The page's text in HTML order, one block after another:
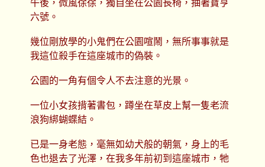
午後，微風徐徐，獨自坐在公園長椅，抽著寶亨
六號。
幾位剛放學的小鬼們在公園喧鬧，無所事事就是
我這位殺手在這座城市的偽裝。
公園的一角有個令人不去注意的光景。
一位小女孩揹著書包，蹲坐在草皮上幫一隻老流
浪狗綁蝴蝶結。
已是一身老態，毫無如幼犬般的朝氣，身上的毛
色也退去了光澤，在我多年前初到這座城市，牠